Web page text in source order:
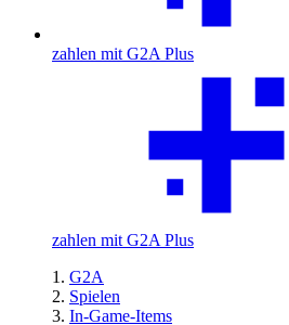
zahlen mit G2A Plus
zahlen mit G2A Plus
G2A
Spielen
In-Game-Items